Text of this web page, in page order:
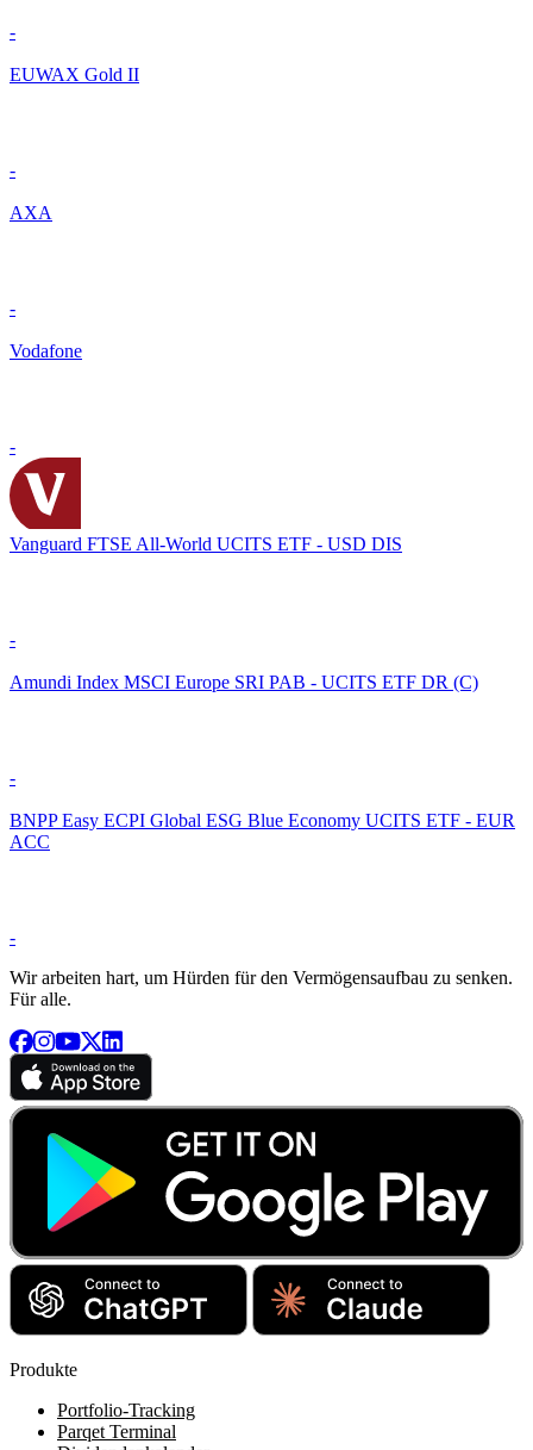
-
EUWAX Gold II
-
AXA
-
Vodafone
-
Vanguard FTSE All-World UCITS ETF - USD DIS
-
Amundi Index MSCI Europe SRI PAB - UCITS ETF DR (C)
-
BNPP Easy ECPI Global ESG Blue Economy UCITS ETF - EUR
ACC
-
Wir arbeiten hart, um Hürden für den Vermögensaufbau zu senken.
Für alle.
Produkte
Portfolio-Tracking
Parqet Terminal